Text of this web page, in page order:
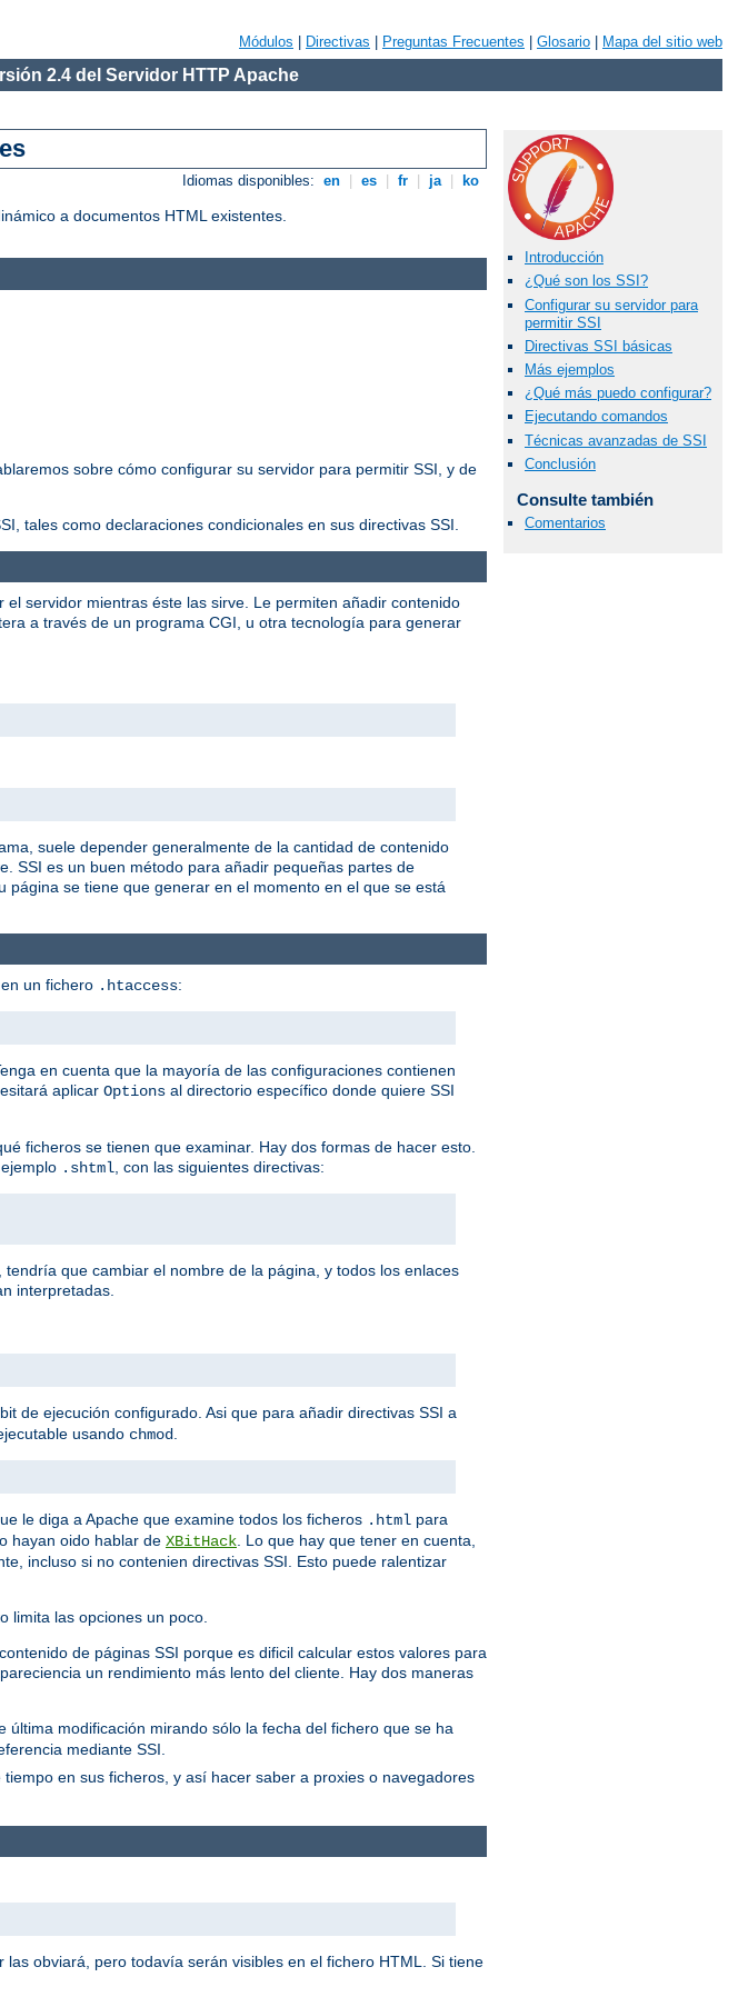
Módulos Directivas Preguntas Frecuentes Glosario Mapa del sitio web
2.4 del Servidor HTTP Apache
Idiomas disponibles: en es fr ja ko
a documentos HTML existentes.
Introducción
¿Qué son los SSI?
Configurar su servidor para
permitir SSI
Directivas SSI básicas
Más ejemplos
¿Qué más puedo configurar?
Ejecutando comandos
Técnicas avanzadas de SSI
Conclusión
Consulte también
Comentarios
sobre cómo configurar su servidor para permitir SSI, y de
tales como declaraciones condicionales en sus directivas SSI.
servidor mientras éste las sirve. Le permiten añadir contenido
a través de un programa CGI, u otra tecnología para generar
suele depender generalmente de la cantidad de contenido
SSI es un buen método para añadir pequeñas partes de
se tiene que generar en el momento en el que se está
un fichero .htaccess:
en cuenta que la mayoría de las configuraciones contienen
aplicar Options al directorio específico donde quiere SSI
ficheros se tienen que examinar. Hay dos formas de hacer esto.
.shtml, con las siguientes directivas:
que cambiar el nombre de la página, y todos los enlaces
interpretadas.
de ejecución configurado. Asi que para añadir directivas SSI a
usando chmod.
le diga a Apache que examine todos los ficheros .html para
hayan oido hablar de XBitHack. Lo que hay que tener en cuenta,
incluso si no contenien directivas SSI. Esto puede ralentizar
limita las opciones un poco.
de páginas SSI porque es dificil calcular estos valores para
un rendimiento más lento del cliente. Hay dos maneras
última modificación mirando sólo la fecha del fichero que se ha
mediante SSI.
en sus ficheros, y así hacer saber a proxies o navegadores
obviará, pero todavía serán visibles en el fichero HTML. Si tiene